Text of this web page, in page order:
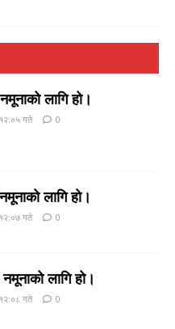
लागि हो।
गते 0
लागि हो।
गते 0
लागि हो।
गते 0